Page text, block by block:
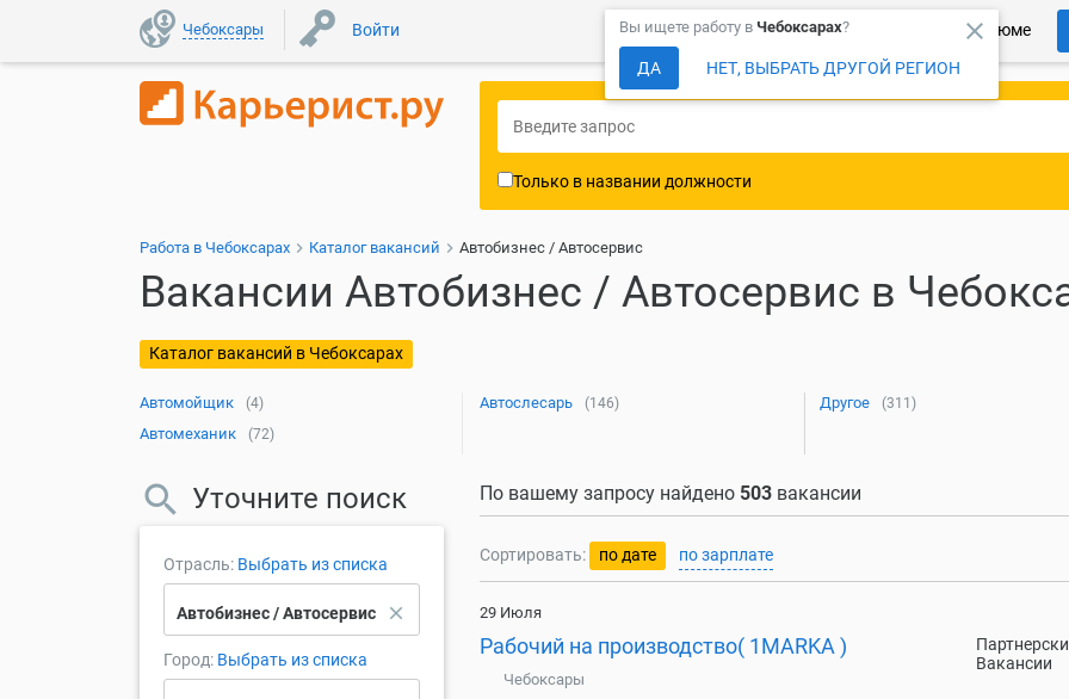
Чебоксары Войти Более 150 000 компаний ждут Ваше резюме
close
Вы ищете работу в Чебоксарах?
ДА НЕТ, ВЫБРАТЬ ДРУГОЙ РЕГИОН
Только в названии должности
Работа в Чебоксарах Каталог вакансий Автобизнес / Автосервис
Вакансии Автобизнес / Автосервис в
Каталог вакансий в Чебоксарах
Автомойщик (4) Автослесарь (146) Другое (311)
Автомеханик (72)
По вашему запросу найдено 503 вакансии
Сортировать: по дате по зарплате
29 Июля
Вакансии
Рабочий на производство( 1MARKA )
Чебоксары
Уточните поиск
Отрасль: Выбрать из списка
Автобизнес / Автосервис close
Город: Выбрать из списка